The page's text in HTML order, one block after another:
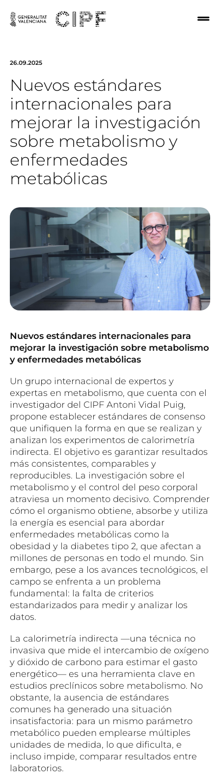
26.09.2025
Nuevos estándares
internacionales para
mejorar la investigación
sobre metabolismo y
enfermedades
metabólicas
Nuevos estándares internacionales para
mejorar la investigación sobre metabolismo
y enfermedades metabólicas
Un grupo internacional de expertos y
expertas en metabolismo, que cuenta con el
investigador del CIPF Antoni Vidal Puig,
propone establecer estándares de consenso
que unifiquen la forma en que se realizan y
analizan los experimentos de calorimetría
indirecta. El objetivo es garantizar resultados
más consistentes, comparables y
reproducibles. La investigación sobre el
metabolismo y el control del peso corporal
atraviesa un momento decisivo. Comprender
cómo el organismo obtiene, absorbe y utiliza
la energía es esencial para abordar
enfermedades metabólicas como la
obesidad y la diabetes tipo 2, que afectan a
millones de personas en todo el mundo. Sin
embargo, pese a los avances tecnológicos, el
campo se enfrenta a un problema
fundamental: la falta de criterios
estandarizados para medir y analizar los
datos.
La calorimetría indirecta —una técnica no
invasiva que mide el intercambio de oxígeno
y dióxido de carbono para estimar el gasto
energético— es una herramienta clave en
estudios preclínicos sobre metabolismo. No
obstante, la ausencia de estándares
comunes ha generado una situación
insatisfactoria: para un mismo parámetro
metabólico pueden emplearse múltiples
unidades de medida, lo que dificulta, e
incluso impide, comparar resultados entre
laboratorios.